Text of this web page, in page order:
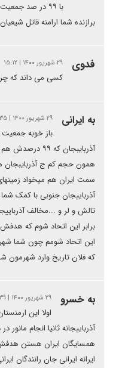
با ۹۹ در صد
برازنده شما ارامنه قاتل
فدوی ۲۹ شهریور ۱۴۰۰ | ۱۵:۱۲
کسی می داند که چرا
به ایرانی ۲۹ شهریور ۱۴۰۰ | ۱۷:۳۵
آذربایبجان که
همون حجم کم ج آذربایبجان
سمت ایران هم میخواد
آذرباییجان جنوبی با کمک
تالش و لر و ...مخالف
برابر این اتحاد شوم که
این اتحاد شومم چون شما
که فلان تاریخ وارد شهرمون
به خسرو ۲۹ شهریور ۱۴۰۰ | ۱۸:۳۹
اولا این
آذرباییجانه ثانیا انجام
همسایگان ایران هستن
ایرانه ایرانی جان رانندگان